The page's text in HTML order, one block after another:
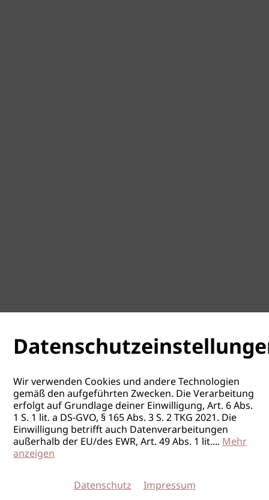
Wir verwenden Cookies und andere Technologien
gemäß den aufgeführten Zwecken. Die Verarbeitung
erfolgt auf Grundlage deiner Einwilligung, Art. 6 Abs.
1 S. 1 lit. a DS-GVO, § 165 Abs. 3 S. 2 TKG 2021. Die
Einwilligung betrifft auch Datenverarbeitungen
außerhalb der EU/des EWR, Art. 49 Abs. 1 lit....Mehr
anzeigen
Datenschutz Impressum